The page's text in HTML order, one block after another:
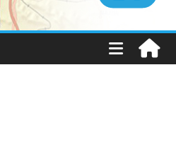
מהמקורות